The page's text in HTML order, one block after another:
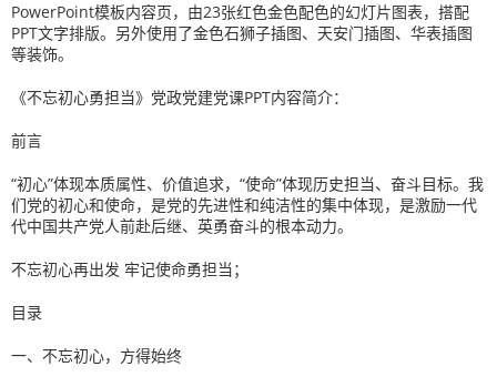
PowerPoint模板内容页，由23张红色金色配色的幻灯片图表，搭配
PPT文字排版。另外使用了金色石狮子插图、天安门插图、华表插图
等装饰。
《不忘初心勇担当》党政党建党课PPT内容简介：
前言
“初心”体现本质属性、价值追求，“使命”体现历史担当、奋斗目标。我
们党的初心和使命，是党的先进性和纯洁性的集中体现，是激励一代
代中国共产党人前赴后继、英勇奋斗的根本动力。
不忘初心再出发 牢记使命勇担当；
目录
一、不忘初心，方得始终